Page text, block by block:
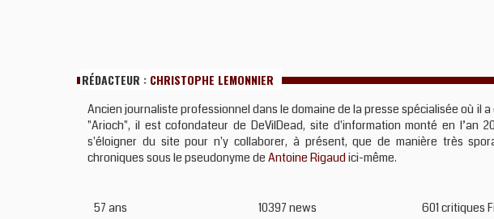
RÉDACTEUR : CHRISTOPHE LEMONNIER
Ancien journaliste professionnel dans le domaine de la presse spécialisée où il
"Arioch", il est cofondateur de DeVilDead, site d'information monté en l’an
s'éloigner du site pour n'y collaborer, à présent, que de manière très
chroniques sous le pseudonyme de Antoine Rigaud ici-même.
57 ans 10397 news 601 critiques